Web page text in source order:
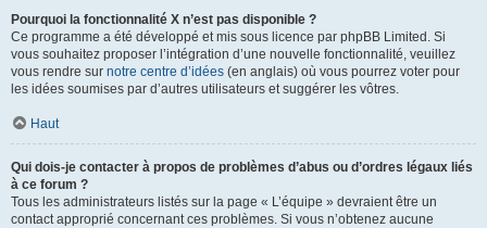
Pourquoi la fonctionnalité X n’est pas disponible ?
Ce programme a été développé et mis sous licence par phpBB Limited. Si
vous souhaitez proposer l’intégration d’une nouvelle fonctionnalité, veuillez
vous rendre sur notre centre d’idées (en anglais) où vous pourrez voter pour
les idées soumises par d’autres utilisateurs et suggérer les vôtres.
Haut
Qui dois-je contacter à propos de problèmes d’abus ou d’ordres légaux liés
à ce forum ?
Tous les administrateurs listés sur la page « L’équipe » devraient être un
contact approprié concernant ces problèmes. Si vous n’obtenez aucune